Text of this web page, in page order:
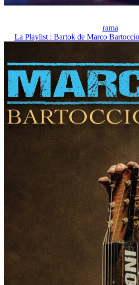
rama
La Playlist : Bartok de Marco